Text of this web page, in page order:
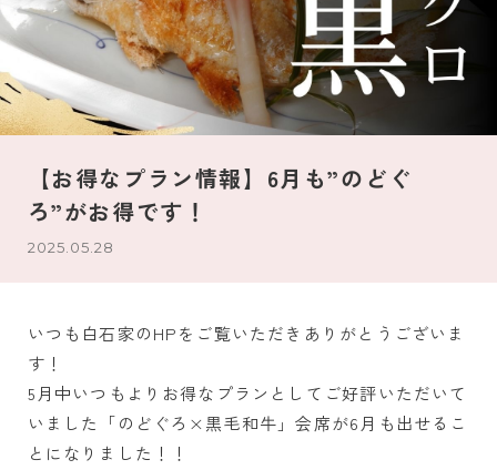
【お得なプラン情報】6月も”のどぐ
ろ”がお得です！
2025.05.28
いつも白石家のHPをご覧いただきありがとうございま
す！
5月中いつもよりお得なプランとしてご好評いただいて
いました「のどぐろ×黒毛和牛」会席が6月も出せるこ
とになりました！！